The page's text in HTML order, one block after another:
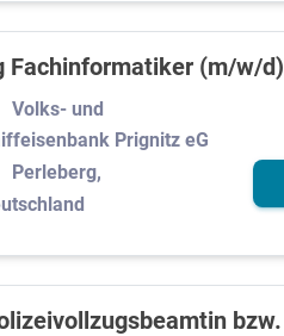
Fachinformatiker (m/w/d)
Volks- und
Prignitz eG
Perleberg,
bzw.